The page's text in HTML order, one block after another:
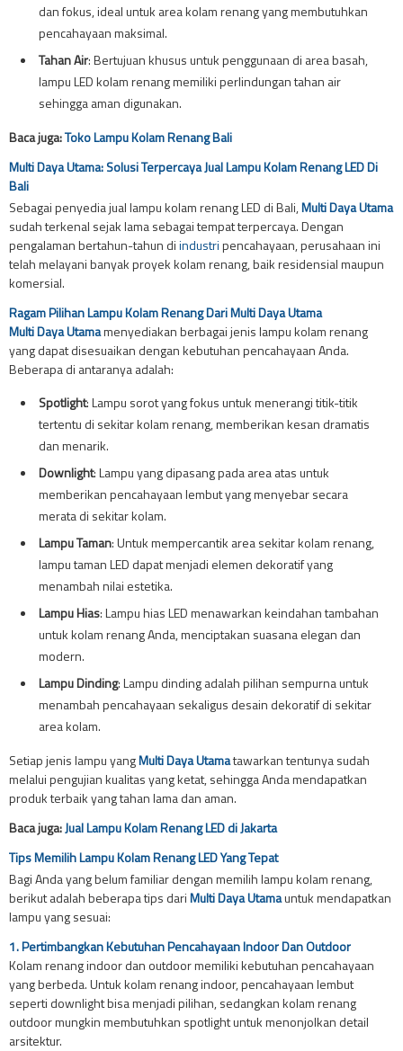
dan fokus, ideal untuk area kolam renang yang membutuhkan
pencahayaan maksimal.
Tahan Air: Bertujuan khusus untuk penggunaan di area basah,
lampu LED kolam renang memiliki perlindungan tahan air
sehingga aman digunakan.
Baca juga:Toko Lampu Kolam Renang Bali
Multi Daya Utama: Solusi Terpercaya Jual Lampu Kolam Renang LED Di
Bali
Sebagai penyedia jual lampu kolam renang LED di Bali,Multi Daya Utama
sudah terkenal sejak lama sebagai tempat terpercaya. Dengan
pengalaman bertahun-tahun diindustripencahayaan, perusahaan ini
telah melayani banyak proyek kolam renang, baik residensial maupun
komersial.
Ragam Pilihan Lampu Kolam Renang Dari Multi Daya Utama
Multi Daya Utamamenyediakan berbagai jenis lampu kolam renang
yang dapat disesuaikan dengan kebutuhan pencahayaan Anda.
Beberapa di antaranya adalah:
Spotlight: Lampu sorot yang fokus untuk menerangi titik-titik
tertentu di sekitar kolam renang, memberikan kesan dramatis
dan menarik.
Downlight: Lampu yang dipasang pada area atas untuk
memberikan pencahayaan lembut yang menyebar secara
merata di sekitar kolam.
Lampu Taman: Untuk mempercantik area sekitar kolam renang,
lampu taman LED dapat menjadi elemen dekoratif yang
menambah nilai estetika.
Lampu Hias: Lampu hias LED menawarkan keindahan tambahan
untuk kolam renang Anda, menciptakan suasana elegan dan
modern.
Lampu Dinding: Lampu dinding adalah pilihan sempurna untuk
menambah pencahayaan sekaligus desain dekoratif di sekitar
area kolam.
Setiap jenis lampu yangMulti Daya Utamatawarkan tentunya sudah
melalui pengujian kualitas yang ketat, sehingga Anda mendapatkan
produk terbaik yang tahan lama dan aman.
Baca juga:Jual Lampu Kolam Renang LED di Jakarta
Tips Memilih Lampu Kolam Renang LED Yang Tepat
Bagi Anda yang belum familiar dengan memilih lampu kolam renang,
berikut adalah beberapa tips dariMulti Daya Utamauntuk mendapatkan
lampu yang sesuai:
1. Pertimbangkan Kebutuhan Pencahayaan Indoor Dan Outdoor
Kolam renang indoor dan outdoor memiliki kebutuhan pencahayaan
yang berbeda. Untuk kolam renang indoor, pencahayaan lembut
seperti downlight bisa menjadi pilihan, sedangkan kolam renang
outdoor mungkin membutuhkan spotlight untuk menonjolkan detail
arsitektur.